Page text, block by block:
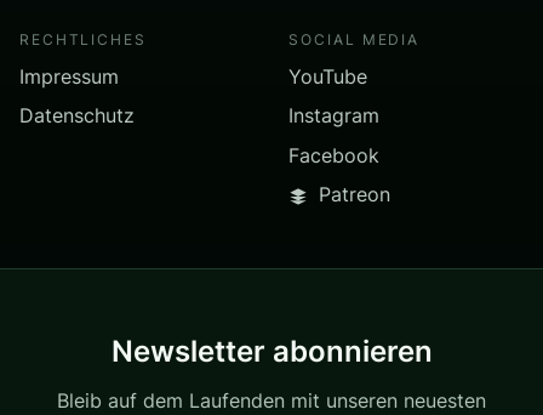
RECHTLICHES
Impressum
Datenschutz
SOCIAL MEDIA
YouTube
Instagram
Facebook
Patreon
Newsletter abonnieren
Bleib auf dem Laufenden mit unseren neuesten